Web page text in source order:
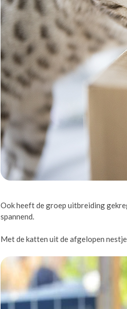
Ook heeft de groep uitbreiding
spannend.
Met de katten uit de afgelopen